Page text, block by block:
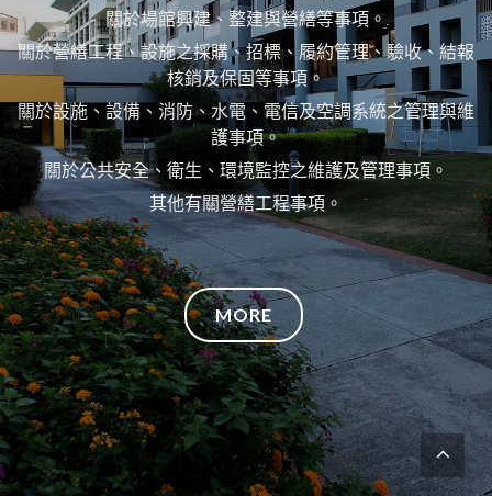
關於場館興建、整建與營繕等事項。
關於營繕工程、設施之採購、招標、履約管理、驗收、結報
核銷及保固等事項。
關於設施、設備、消防、水電、電信及空調系統之管理與維
護事項。
關於公共安全、衛生、環境監控之維護及管理事項。
其他有關營繕工程事項。
MORE
回